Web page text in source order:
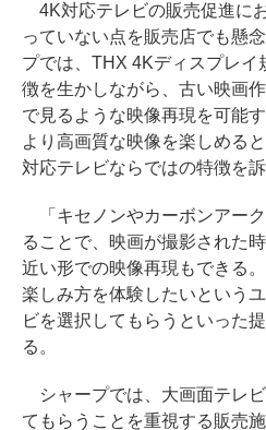
4K対応テレビの販売促進に
っていない点を販売店でも懸
プでは、THX 4Kディスプレイ
徴を生かしながら、古い映画
で見るような映像再現を可能
より高画質な映像を楽しめる
対応テレビならではの特徴を訴
「キセノンやカーボンアー
ることで、映画が撮影された
近い形での映像再現もできる
楽しみ方を体験したいという
ビを選択してもらうといった
る。
シャープでは、大画面テレ
てもらうことを重視する販売